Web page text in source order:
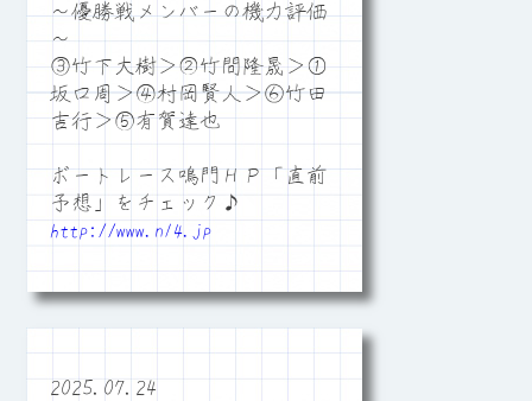
～優勝戦メンバーの機力評価
～
③竹下大樹＞②竹間隆晟＞①
坂口周＞④村岡賢人＞⑥竹田
吉行＞⑤有賀達也
ボートレース鳴門ＨＰ「直前
予想」をチェック♪
http://www.n14.jp
2025.07.24